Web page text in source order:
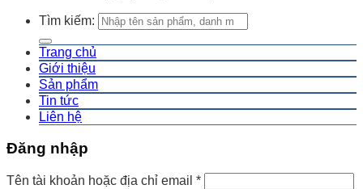
Tìm kiếm:
Trang chủ
Giới thiệu
Sản phẩm
Tin tức
Liên hệ
Đăng nhập
Tên tài khoản hoặc địa chỉ email *